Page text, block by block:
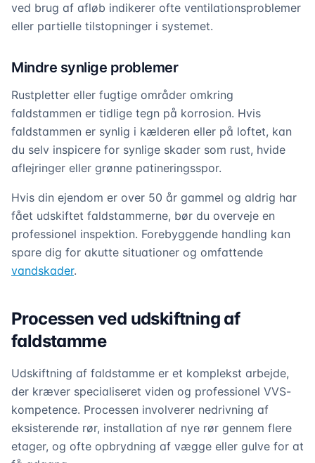
ved brug af afløb indikerer ofte ventilationsproblemer
eller partielle tilstopninger i systemet.
Mindre synlige problemer
Rustpletter eller fugtige områder omkring
faldstammen er tidlige tegn på korrosion. Hvis
faldstammen er synlig i kælderen eller på loftet, kan
du selv inspicere for synlige skader som rust, hvide
aflejringer eller grønne patineringsspor.
Hvis din ejendom er over 50 år gammel og aldrig har
fået udskiftet faldstammerne, bør du overveje en
professionel inspektion. Forebyggende handling kan
spare dig for akutte situationer og omfattende
vandskader.
Processen ved udskiftning af
faldstamme
Udskiftning af faldstamme er et komplekst arbejde,
der kræver specialiseret viden og professionel VVS-
kompetence. Processen involverer nedrivning af
eksisterende rør, installation af nye rør gennem flere
etager, og ofte opbrydning af vægge eller gulve for at